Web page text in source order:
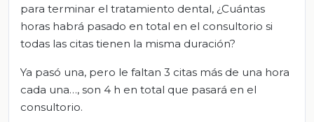
para terminar el tratamiento dental, ¿Cuántas
horas habrá pasado en total en el consultorio si
todas las citas tienen la misma duración?
Ya pasó una, pero le faltan 3 citas más de una hora
cada una…, son 4 h en total que pasará en el
consultorio.